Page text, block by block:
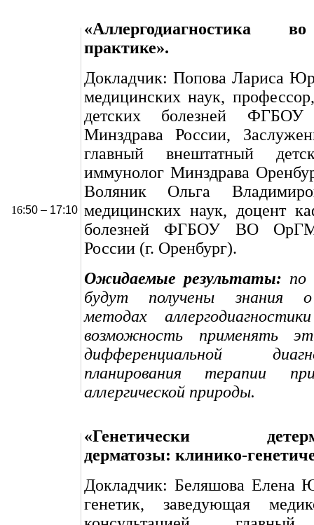
16:50 – 17:10
«Аллергодиагностика
практике».
Докладчик: Попова Лариса
медицинских наук,
детских болезней
Минздрава России,
главный внештатный
иммунолог Минздрава
Воляник Ольга
медицинских наук, доцент
болезней ФГБОУ ВО
России (г. Оренбург).
Ожидаемые результаты: по
будут получены знания о
методах
возможность применять
дифференциальной
планирования терапии
аллергической природы.
«Генетически
дерматозы: клинико-
Докладчик: Беляшова Елена
генетик, заведующая